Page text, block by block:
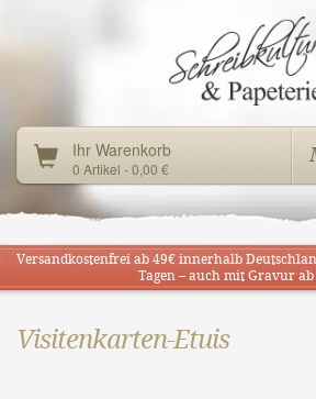
Ihr Warenkorb
0 Artikel - 0,00 €
Versandkostenfrei ab 49€ innerhalb
Tagen – auch mit Gravur ab
Visitenkarten-Etuis